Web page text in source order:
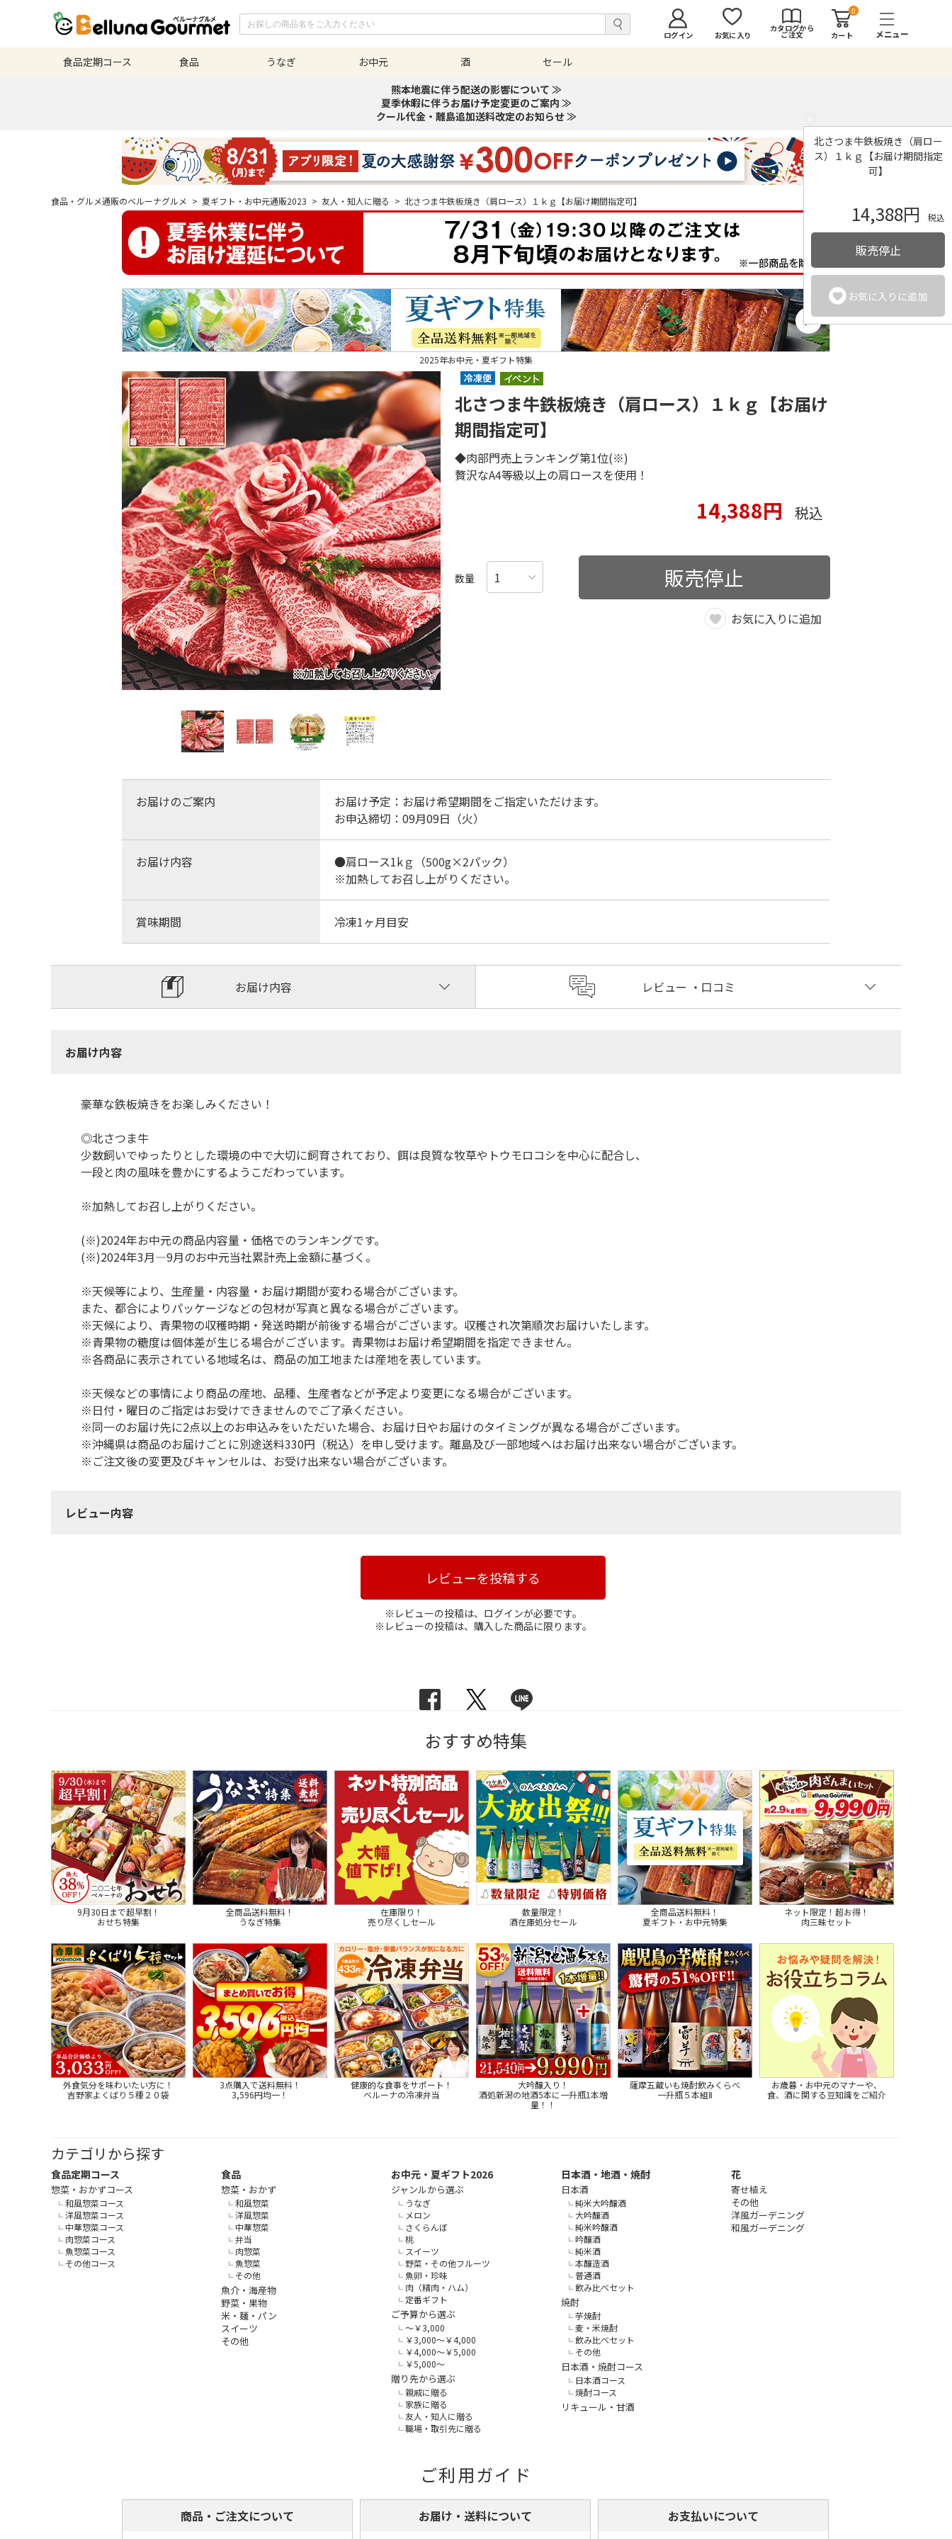
ログイン お気に入り
カタログから
ご注文
0
カート
食品定期コース 食品 うなぎ お中元 酒
セール
熊本地震に伴う配送の影響について ≫
夏季休暇に伴うお届け予定変更のご案内 ≫
クール代金・離島追加送料改定のお知らせ ≫
食品・グルメ通販のベルーナグルメ > 夏ギフト・お中元通販2023 > 友人・知人に贈る > 北さつま牛鉄板焼き（肩ロース）１ｋｇ【お届け期間指定可】
北さつま牛鉄板焼き（肩ロー
ス）１ｋｇ【お届け期間指定
可】
14,388円 税込
販売停止
お気に入りに追加
2025年お中元・夏ギフト特集
北さつま牛鉄板焼き（肩ロース）１ｋｇ【お届け
期間指定可】
◆肉部門売上ランキング第1位(※)
贅沢なA4等級以上の肩ロースを使用！
14,388円 税込
数量 販売停止
お気に入りに追加
お届けのご案内
お届け予定：お届け希望期間をご指定いただけます。
お申込締切：09月09日（火）
お届け内容
●肩ロース1kｇ（500g×2パック）
※加熱してお召し上がりください。
賞味期間 冷凍1ヶ月目安
お届け内容 レビュー ・口コミ
お届け内容
豪華な鉄板焼きをお楽しみください！
◎北さつま牛
少数飼いでゆったりとした環境の中で大切に飼育されており、餌は良質な牧草やトウモロコシを中心に配合し、
一段と肉の風味を豊かにするようこだわっています。
※加熱してお召し上がりください。
(※)2024年お中元の商品内容量・価格でのランキングです。
(※)2024年3月―9月のお中元当社累計売上金額に基づく。
※天候等により、生産量・内容量・お届け期間が変わる場合がございます。
また、都合によりパッケージなどの包材が写真と異なる場合がございます。
※天候により、青果物の収穫時期・発送時期が前後する場合がございます。収穫され次第順次お届けいたします。
※青果物の糖度は個体差が生じる場合がございます。青果物はお届け希望期間を指定できません。
※各商品に表示されている地域名は、商品の加工地または産地を表しています。
※天候などの事情により商品の産地、品種、生産者などが予定より変更になる場合がございます。
※日付・曜日のご指定はお受けできませんのでご了承ください。
※同一のお届け先に2点以上のお申込みをいただいた場合、お届け日やお届けのタイミングが異なる場合がございます。
※沖縄県は商品のお届けごとに別途送料330円（税込）を申し受けます。離島及び一部地域へはお届け出来ない場合がございます。
※ご注文後の変更及びキャンセルは、お受け出来ない場合がございます。
レビュー内容
レビューを投稿する
※レビューの投稿は、ログインが必要です。
※レビューの投稿は、購入した商品に限ります。
おすすめ特集
9月30日まで超早割！
おせち特集
全商品送料無料！
うなぎ特集
在庫限り！
売り尽くしセール
数量限定！
酒在庫処分セール
全商品送料無料！
夏ギフト・お中元特集
ネット限定！超お得！
肉三昧セット
外食気分を味わいたい方に！
吉野家よくばり５種２０袋
3点購入で送料無料！
3,596円均一！
健康的な食事をサポート！
ベルーナの冷凍弁当
大吟醸入り！
酒処新潟の地酒5本に一升瓶1本増
量！！
薩摩五蔵いも焼酎飲みくらべ
一升瓶５本組Ⅱ
お歳暮・お中元のマナーや、
食、酒に関する豆知識をご紹介
カテゴリから探す
食品定期コース
惣菜・おかずコース
和風惣菜コース
洋風惣菜コース
中華惣菜コース
肉惣菜コース
魚惣菜コース
その他コース
食品
惣菜・おかず
和風惣菜
洋風惣菜
中華惣菜
弁当
肉惣菜
魚惣菜
その他
魚介・海産物
野菜・果物
米・麺・パン
スイーツ
その他
お中元・夏ギフト2026
ジャンルから選ぶ
うなぎ
メロン
さくらんぼ
桃
スイーツ
野菜・その他フルーツ
魚卵・珍味
肉（精肉・ハム）
定番ギフト
ご予算から選ぶ
～￥3,000
￥3,000～￥4,000
￥4,000～￥5,000
￥5,000～
贈り先から選ぶ
親戚に贈る
家族に贈る
友人・知人に贈る
職場・取引先に贈る
日本酒・地酒・焼酎
日本酒
純米大吟醸酒
大吟醸酒
純米吟醸酒
吟醸酒
純米酒
本醸造酒
普通酒
飲み比べセット
焼酎
芋焼酎
麦・米焼酎
飲み比べセット
その他
日本酒・焼酎コース
日本酒コース
焼酎コース
リキュール・甘酒
花
寄せ植え
その他
洋風ガーデニング
和風ガーデニング
ご利用ガイド
商品・ご注文について お届け・送料について お支払いについて